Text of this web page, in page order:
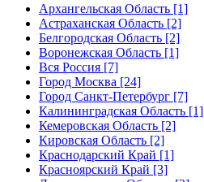
Архангельская Область [1]
Астраханская Область [2]
Белгородская Область [2]
Воронежская Область [1]
Вся Россия [7]
Город Москва [24]
Город Санкт-Петербург [7]
Калининградская Область [1]
Кемеровская Область [2]
Кировская Область [2]
Краснодарский Край [1]
Красноярский Край [3]